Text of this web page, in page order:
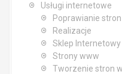
Usługi internetowe
Poprawianie stron
Realizacje
Sklep Internetowy
Strony www
Tworzenie stron